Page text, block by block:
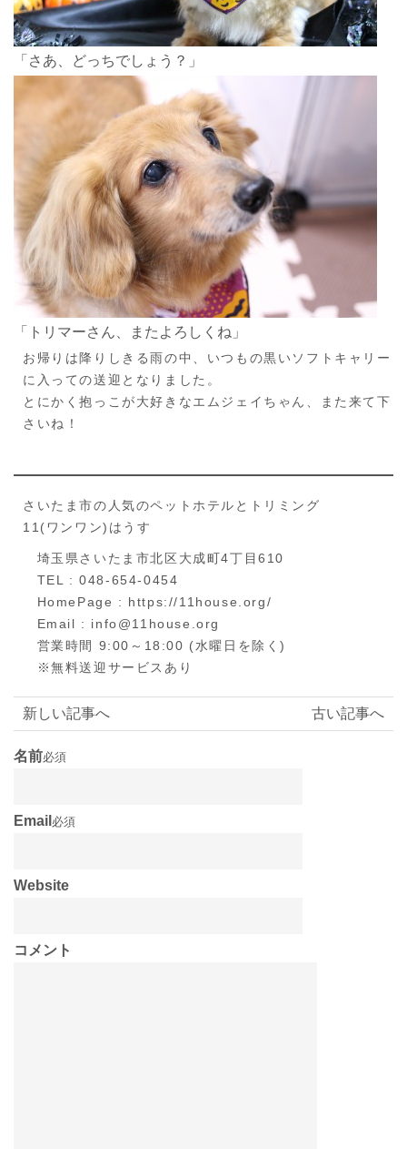
「さあ、どっちでしょう？」
「トリマーさん、またよろしくね」
お帰りは降りしきる雨の中、いつもの黒いソフトキャリー
に入っての送迎となりました。
とにかく抱っこが大好きなエムジェイちゃん、また来て下
さいね！
さいたま市の人気のペットホテルとトリミング
11(ワンワン)はうす
埼玉県さいたま市北区大成町4丁目610
TEL : 048-654-0454
HomePage : https://11house.org/
Email : info@11house.org
営業時間 9:00～18:00 (水曜日を除く)
※無料送迎サービスあり
古い記事へ
新しい記事へ
名前必須
Email 必須
Website
コメント